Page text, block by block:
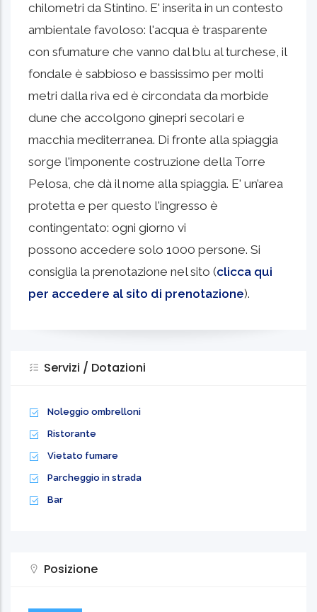
chilometri da Stintino. E' inserita in un contesto
ambientale favoloso: l'acqua è trasparente
con sfumature che vanno dal blu al turchese, il
fondale è sabbioso e bassissimo per molti
metri dalla riva ed è circondata da morbide
dune che accolgono ginepri secolari e
macchia mediterranea. Di fronte alla spiaggia
sorge l'imponente costruzione della Torre
Pelosa, che dà il nome alla spiaggia. E' un’area
protetta e per questo l'ingresso è
contingentato: ogni giorno vi
possono accedere solo 1000 persone. Si
consiglia la prenotazione nel sito (clicca qui
per accedere al sito di prenotazione).
Servizi / Dotazioni
Noleggio ombrelloni
Ristorante
Vietato fumare
Parcheggio in strada
Bar
Posizione